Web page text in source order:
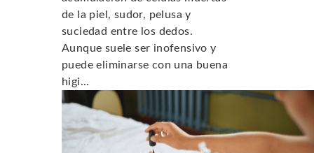
de la piel, sudor, pelusa y
suciedad entre los dedos.
Aunque suele ser inofensivo y
puede eliminarse con una buena
higi...